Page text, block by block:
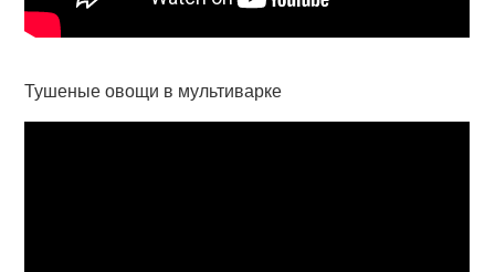
Тушеные овощи в мультиварке